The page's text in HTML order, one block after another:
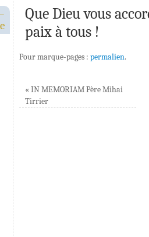
Que Dieu vous
paix à tous !
Pour marque-pages : permalien.
« IN MEMORIAM Père Mihai
Tirrier